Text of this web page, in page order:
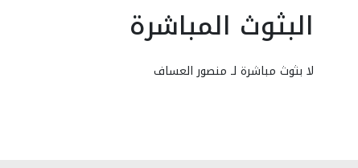
البثوث المباشرة
لا بثوث مباشرة لـ منصور العساف